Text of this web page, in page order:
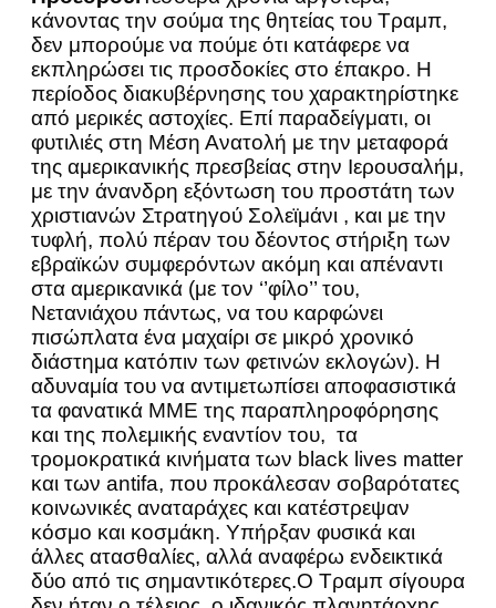
κάνοντας την σούμα της θητείας του Τραμπ,
δεν μπορούμε να πούμε ότι κατάφερε να
εκπληρώσει τις προσδοκίες στο έπακρο. Η
περίοδος διακυβέρνησης του χαρακτηρίστηκε
από μερικές αστοχίες. Επί παραδείγματι, οι
φυτιλιές στη Μέση Ανατολή με την μεταφορά
της αμερικανικής πρεσβείας στην Ιερουσαλήμ,
με την άνανδρη εξόντωση του προστάτη των
χριστιανών Στρατηγού Σολεϊμάνι , και με την
τυφλή, πολύ πέραν του δέοντος στήριξη των
εβραϊκών συμφερόντων ακόμη και απέναντι
στα αμερικανικά (με τον ‘’φίλο’’ του,
Νετανιάχου πάντως, να του καρφώνει
πισώπλατα ένα μαχαίρι σε μικρό χρονικό
διάστημα κατόπιν των φετινών εκλογών). Η
αδυναμία του να αντιμετωπίσει αποφασιστικά
τα φανατικά ΜΜΕ της παραπληροφόρησης
και της πολεμικής εναντίον του, τα
τρομοκρατικά κινήματα των black lives matter
και των antifa, που προκάλεσαν σοβαρότατες
κοινωνικές αναταράχες και κατέστρεψαν
κόσμο και κοσμάκη. Υπήρξαν φυσικά και
άλλες ατασθαλίες, αλλά αναφέρω ενδεικτικά
δύο από τις σημαντικότερες.Ο Τραμπ σίγουρα